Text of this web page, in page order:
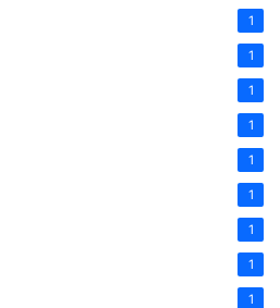
1
1
1
1
1
1
1
1
1